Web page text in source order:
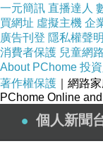
一元簡訊 直播達人
買網址 虛擬主機 企
廣告刊登 隱私權聲明
消費者保護 兒童網
About PChome 投
著作權保護 ｜網路
PChome Online
個人新聞